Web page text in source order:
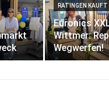
RATINGEN KAUFT
Euronics
Wittmer:
Wegwerfen!